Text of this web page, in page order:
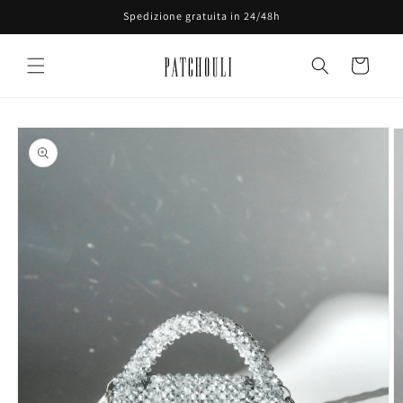
ai contenuti
Spedizione gratuita in 24/48h
Carrello
Passa alle
informazioni
sul prodotto